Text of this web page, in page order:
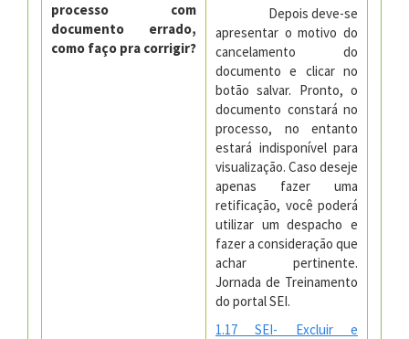
processo com
documento errado,
como faço pra corrigir?
Depois deve-se
apresentar o motivo do
cancelamento do
documento e clicar no
botão salvar. Pronto, o
documento constará no
processo, no entanto
estará indisponível para
visualização. Caso deseje
apenas fazer uma
retificação, você poderá
utilizar um despacho e
fazer a consideração que
achar pertinente.
Jornada de Treinamento
do portal SEI.
1.17 SEI- Excluir e